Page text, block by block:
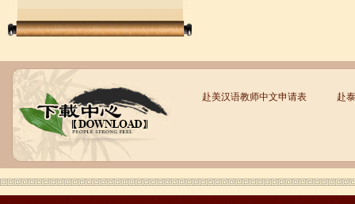
语风汉语学生Brad
我叫Brad,我是澳大利亚人，我在语风
汉语学校学习汉语。我现在可以独立和
我的中国朋友说很流利的汉语。谢谢语
赴美汉语教师中文申请表 赴